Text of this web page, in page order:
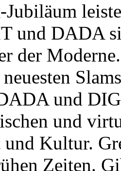
Jubiläum
und DADA
der
und
und
und Kultur.
Zeiten.